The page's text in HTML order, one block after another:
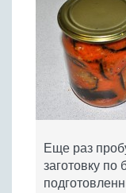
Еще раз
заготовку по